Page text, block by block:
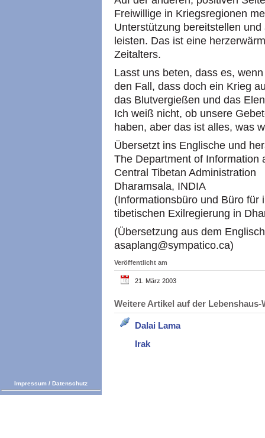
Freiwillige in Kriegsregionen
Unterstützung bereitstellen
leisten. Das ist eine
Zeitalters.
Lasst uns beten, dass es,
den Fall, dass doch ein Krieg
das Blutvergießen und das
Ich weiß nicht, ob unsere
haben, aber das ist alles, was
Übersetzt ins Englische und
The Department of Information
Central Tibetan Administration
Dharamsala, INDIA
(Informationsbüro und Büro für
tibetischen Exilregierung in
(Übersetzung aus dem
asaplang@sympatico.ca)
Veröffentlicht am
21. März 2003
Weitere Artikel auf der
Dalai Lama
Irak
Impressum / Datenschutz